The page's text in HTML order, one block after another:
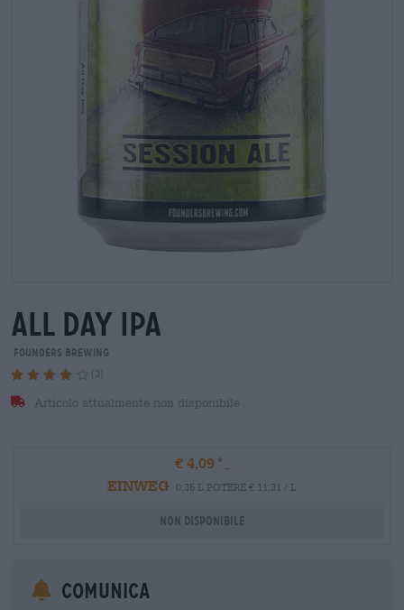
all day ipa
Founders Brewing
(3)
Articolo attualmente non disponibile
€ 4,09
EINWEG
0,35 L POTERE € 11,31 / L
Non disponibile
Comunica